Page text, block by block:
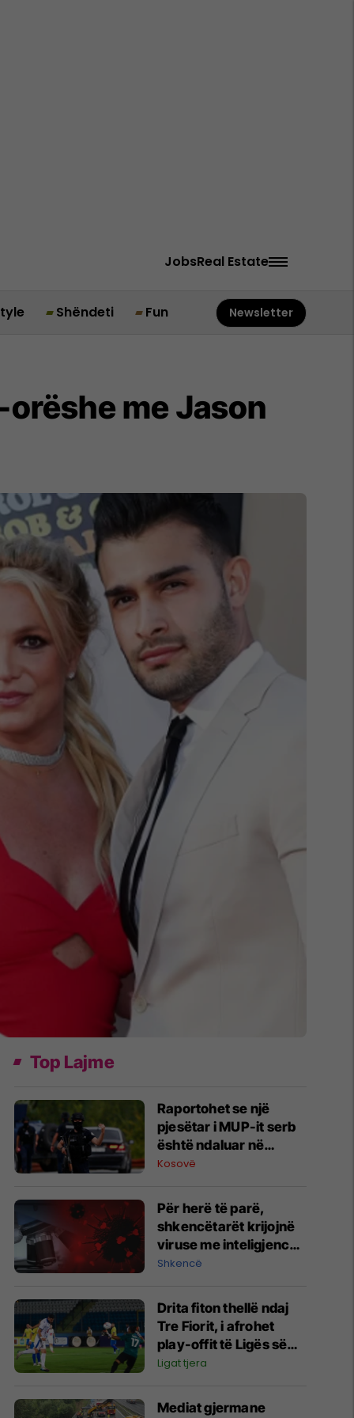
JobsReal Estate
Shëndeti Fun Newsletter
me Jason
Top Lajme
Raportohet se një
pjesëtar i MUP-it serb
është ndaluar në
Jarinë
Kosovë
Për herë të parë,
shkencëtarët krijojnë
viruse me inteligjencë
artificiale
Shkencë
Drita fiton thellë ndaj
Tre Fiorit, i afrohet
play-offit të Ligës së
Konferencës
Ligat tjera
Mediat gjermane